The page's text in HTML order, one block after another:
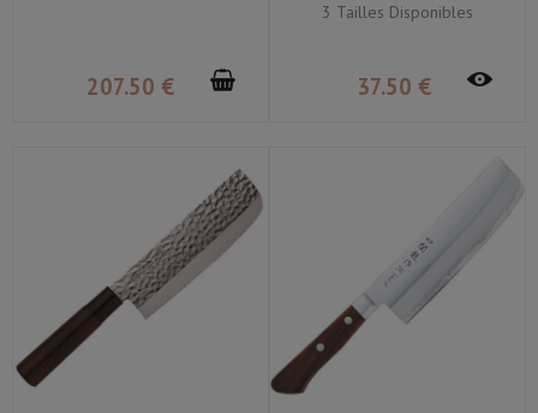
207.50 €
3 Tailles Disponibles
37.50 €